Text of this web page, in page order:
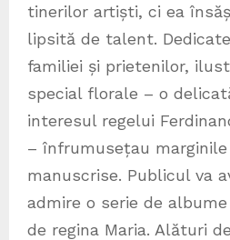
tinerilor artiști, ci ea
lipsită de talent.
familiei și prietenilor,
special florale – o
interesul regelui
– înfrumusețau
manuscrise. Publicul va
admire o serie de
de regina Maria. Alături